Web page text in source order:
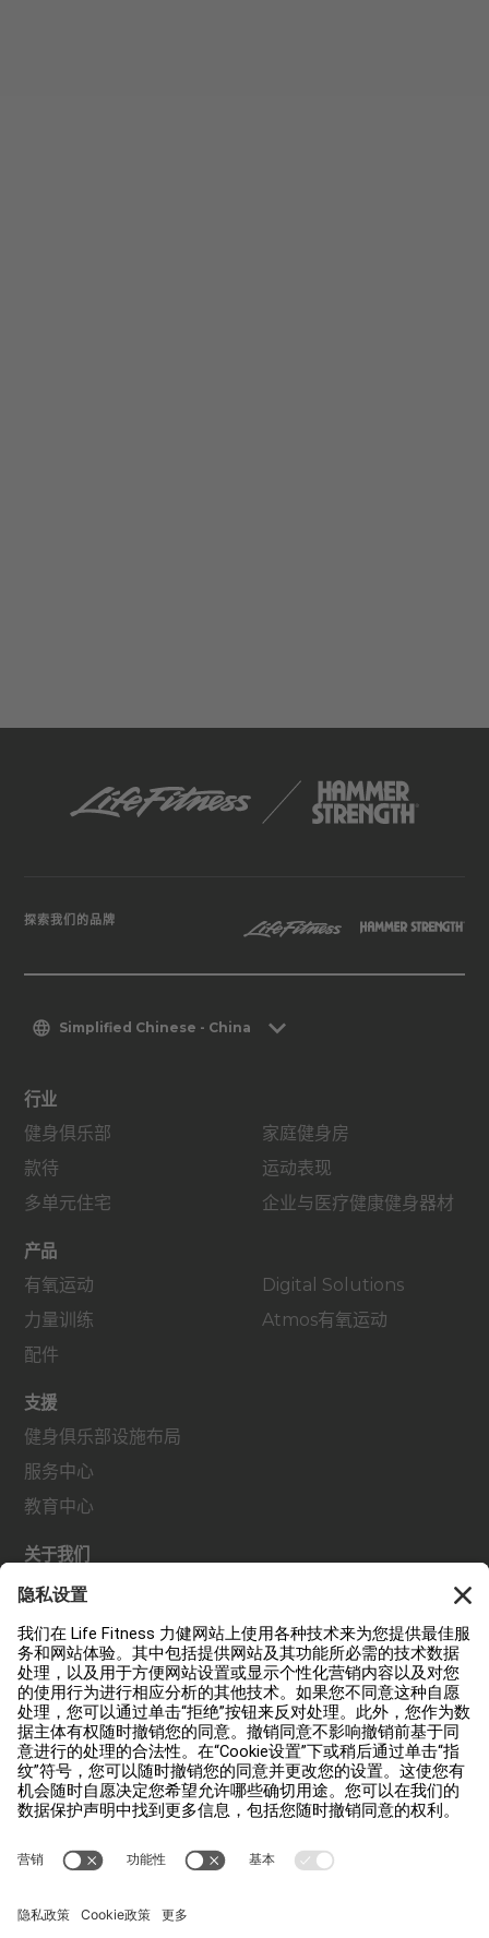
探索我们的品牌
Simplified Chinese - China
行业
健身俱乐部
款待
多单元住宅
家庭健身房
运动表现
企业与医疗健康健身器材
产品
有氧运动
力量训练
配件
Digital Solutions
Atmos有氧运动
支援
健身俱乐部设施布局
服务中心
教育中心
关于我们
查找经销商
查找门店
法规
可及性
登录 Facility Connect